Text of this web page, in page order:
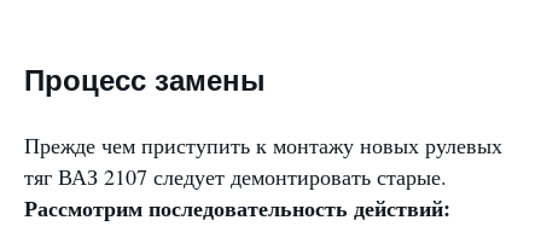
Процесс замены
Прежде чем приступить к монтажу новых рулевых
тяг ВАЗ 2107 следует демонтировать старые.
Рассмотрим последовательность действий: